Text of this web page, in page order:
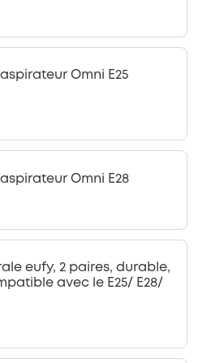
Omni E25
Omni E28
eufy, 2 paires, durable,
avec le E25/ E28/